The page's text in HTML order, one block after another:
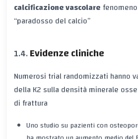
calcificazione vascolare
“paradosso del calcio”
Evidenze cliniche
Numerosi trial randomizzati hanno
della K2 sulla densità minerale
di frattura
Uno studio su pazienti con